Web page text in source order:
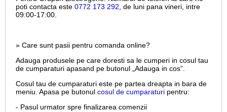
poti contacta este 0772 173 292, de luni pana vineri, intre
09:00-17:00.
» Care sunt pasii pentru comanda online?
Adauga produsele pe care doresti sa le cumperi in cosul tau
de cumparaturi apasand pe butonul „Adauga in cos”.
Cosul tau de cumparaturi este pe partea dreapta in bara de
meniu. Apasa pe butonul cosul de cumparaturi pentru:
- Pasul urmator spre finalizarea comenzii